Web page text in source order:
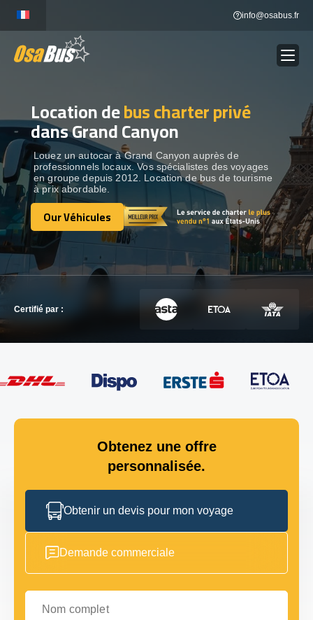
content
info@osabus.fr
LOCATION DE BUS Show dropdown
DESTINATIONS
OUR VÉHICULES
CONTACTEZ-NOUS
CONTACTEZ-NOUS
Location debus charter privé
dans Grand Canyon
Louez un autocar à Grand Canyon auprès de
professionnels locaux. Vos spécialistes des voyages
en groupe depuis 2012. Location de bus de tourisme
à prix abordable.
Our Véhicules
Our Véhicules
Certifié par :
Obtenez une offre
personnalisée.
Obtenir un devis pour mon voyage
Demande commerciale
Nom complet